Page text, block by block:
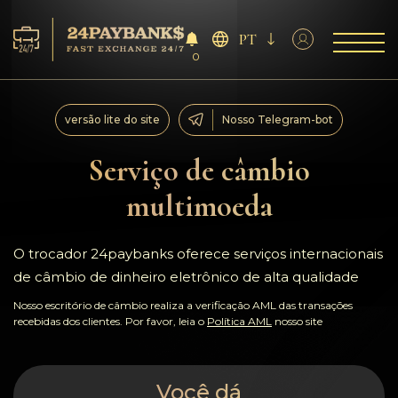
Serviço
Reservas
Parceiros
Comentários
Regras
0
PT
Serviço de câmbio
multimoeda
versão lite do site Nosso Telegram-bot
O trocador 24paybanks oferece serviços internacionais
de câmbio de dinheiro eletrônico de alta qualidade
Nosso escritório de câmbio realiza a verificação AML das transações
recebidas dos clientes. Por favor, leia o Política AML nosso site
Você dá